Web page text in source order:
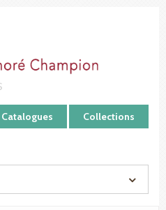
Catalogues Collections